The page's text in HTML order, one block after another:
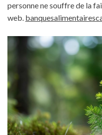
personne ne souffre de la
web.